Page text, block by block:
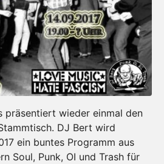
präsentiert wieder einmal den
ch. DJ Bert wird
ein buntes Programm aus
Soul, Punk, OI und Trash für